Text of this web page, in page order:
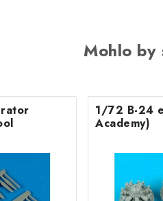
Mohlo by
1/72 B-24
Academy)